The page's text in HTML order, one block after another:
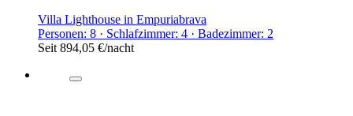
Villa Lighthouse in Empuriabrava
Personen: 8 · Schlafzimmer: 4 · Badezimmer: 2
Seit 894,05 €/nacht